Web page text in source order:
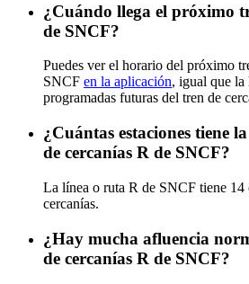
¿Cuándo llega el próximo
de SNCF?
Puedes ver el horario del próximo
SNCF en la aplicación, igual que la
programadas futuras del tren de
¿Cuántas estaciones tiene
de cercanías R de SNCF?
La línea o ruta R de SNCF tiene 14
cercanías.
¿Hay mucha afluencia
de cercanías R de SNCF?